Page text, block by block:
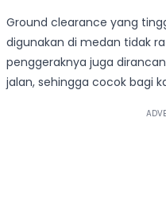
Ground clearance yang
digunakan di medan tidak
penggeraknya juga
jalan, sehingga cocok bagi